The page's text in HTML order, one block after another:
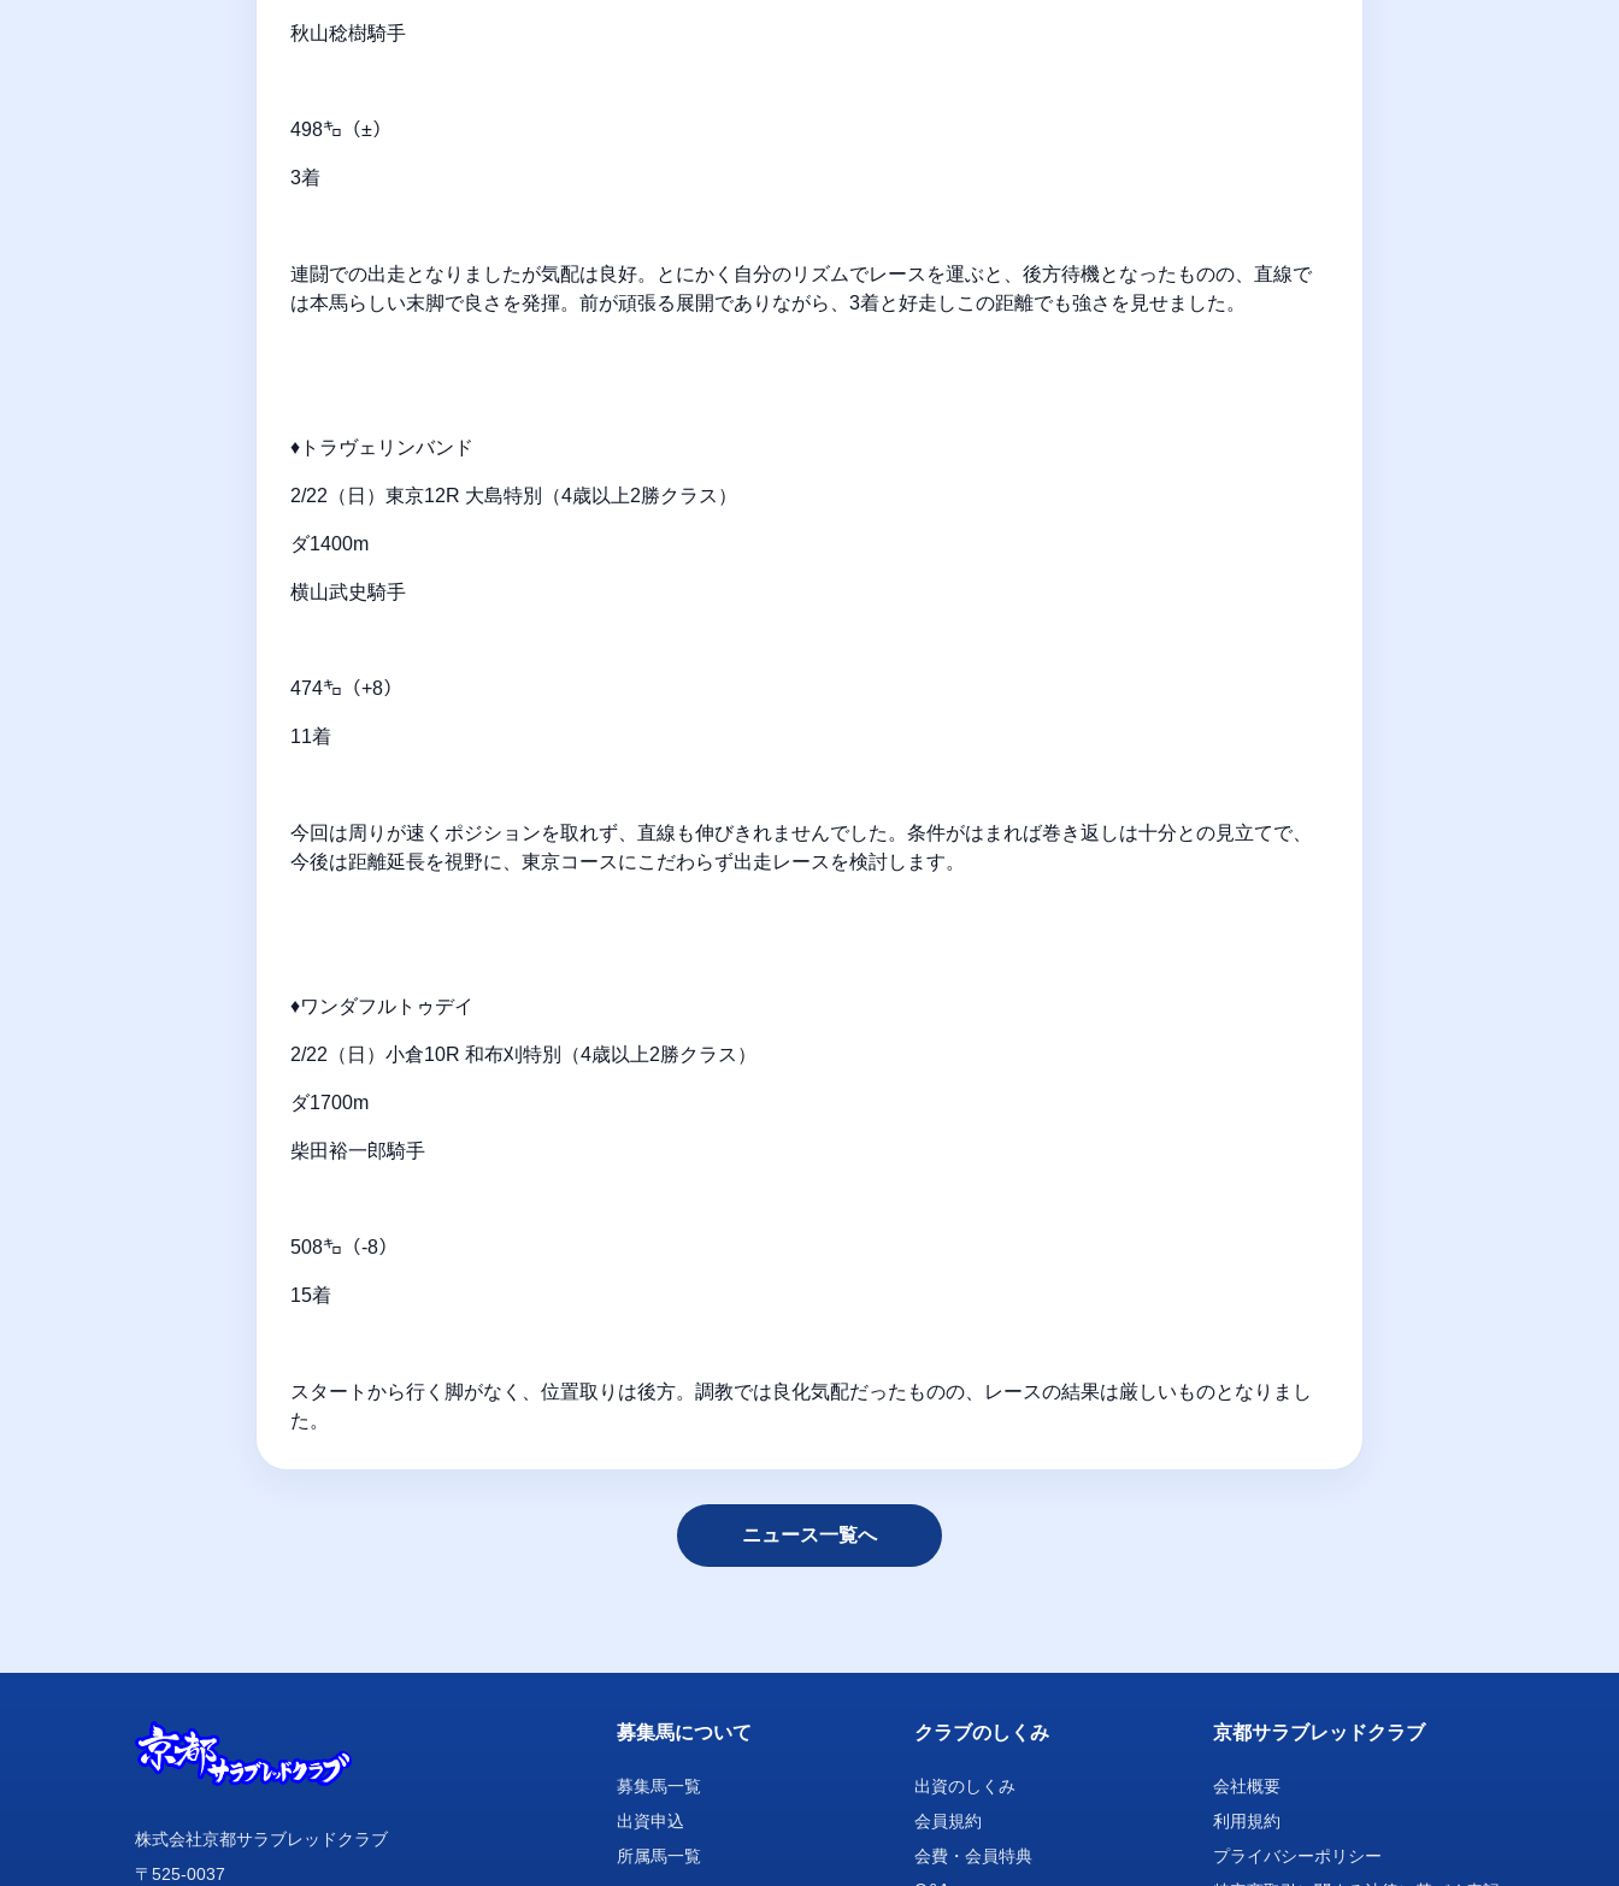
秋山稔樹騎手
498㌔（±）
3着
連闘での出走となりましたが気配は良好。とにかく自分のリズムでレースを運ぶと、後方待機となったものの、直線で
は本馬らしい末脚で良さを発揮。前が頑張る展開でありながら、3着と好走しこの距離でも強さを見せました。
♦トラヴェリンバンド
2/22（日）東京12R 大島特別（4歳以上2勝クラス）
ダ1400m
横山武史騎手
474㌔（+8）
11着
今回は周りが速くポジションを取れず、直線も伸びきれませんでした。条件がはまれば巻き返しは十分との見立てで、
今後は距離延長を視野に、東京コースにこだわらず出走レースを検討します。
♦ワンダフルトゥデイ
2/22（日）小倉10R 和布刈特別（4歳以上2勝クラス）
ダ1700m
柴田裕一郎騎手
508㌔（-8）
15着
スタートから行く脚がなく、位置取りは後方。調教では良化気配だったものの、レースの結果は厳しいものとなりまし
た。
ニュース一覧へ
株式会社京都サラブレッドクラブ
〒525-0037
募集馬について
募集馬一覧
出資申込
所属馬一覧
クラブのしくみ
出資のしくみ
会員規約
会費・会員特典
京都サラブレッドクラブ
会社概要
利用規約
プライバシーポリシー